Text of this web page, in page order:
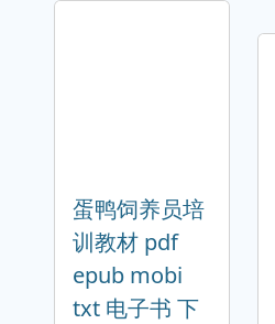
蛋鸭饲养员培
训教材 pdf
epub mobi
txt 电子书 下